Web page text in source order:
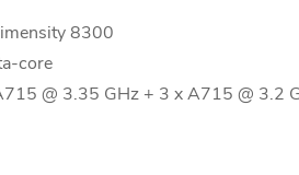
8300
core
@ 3.35 GHz + 3 x A715 @ 3.2